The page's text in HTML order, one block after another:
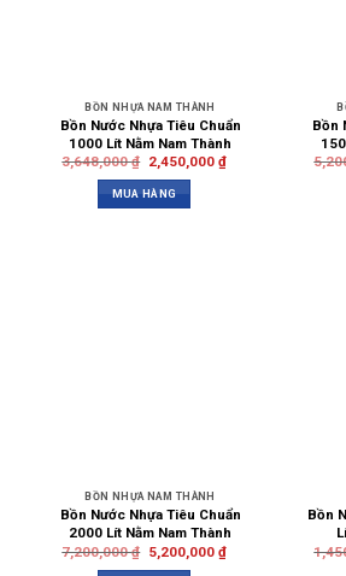
BỒN NHỰA NAM THÀNH
Bồn Nước Nhựa Tiêu Chuẩn
1000 Lít Nằm Nam Thành
3,648,000₫ 2,450,000 ₫
MUA HÀNG
Bồn
BỒN NHỰA NAM THÀNH
Bồn Nước Nhựa Tiêu Chuẩn
2000 Lít Nằm Nam Thành
7,200,000₫ 5,200,000 ₫
Bồn